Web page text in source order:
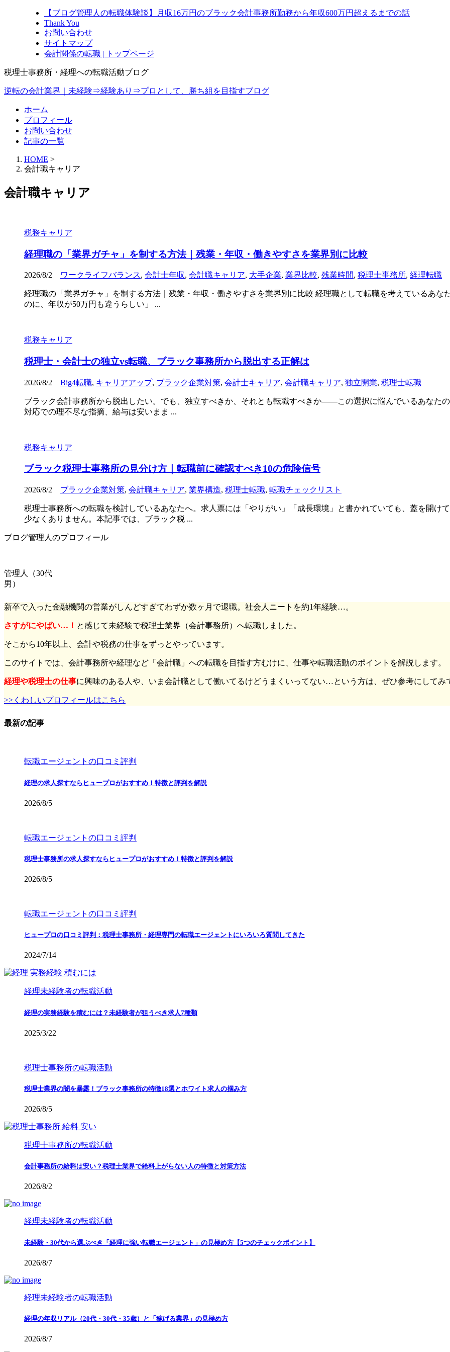
【ブログ管理人の転職体験談】月収16万円のブラック会計事務所勤務から年収600万円超えるまでの話
Thank You
お問い合わせ
サイトマップ
会計関係の転職 | トップページ
税理士事務所・経理への転職活動ブログ
逆転の会計業界｜未経験⇒経験あり⇒プロとして、勝ち組を目指すブログ
ホーム
プロフィール
お問い合わせ
記事の一覧
HOME >
会計職キャリア
会計職キャリア
税務キャリア
経理職の「業界ガチャ」を制する方法｜残業・年収・働きやすさを業界別に比較
2026/8/2 ワークライフバランス, 会計士年収, 会計職キャリア, 大手企業, 業界比較, 残業時間, 税理士事務所, 経理転職
経理職の「業界ガチャ」を制する方法｜残業・年収・働きやすさを業界別に比較 経理職として転職を考えているあ
のに、年収が50万円も違うらしい」 ...
税務キャリア
税理士・会計士の独立vs転職、ブラック事務所から脱出する正解は
2026/8/2 Big4転職, キャリアアップ, ブラック企業対策, 会計士キャリア, 会計職キャリア, 独立開業, 税理士転職
ブラック会計事務所から脱出したい。でも、独立すべきか、それとも転職すべきか——この選択に悩んでいるあなた
対応での理不尽な指摘、給与は安いまま ...
税務キャリア
ブラック税理士事務所の見分け方｜転職前に確認すべき10の危険信号
2026/8/2 ブラック企業対策, 会計職キャリア, 業界構造, 税理士転職, 転職チェックリスト
税理士事務所への転職を検討しているあなたへ。求人票には「やりがい」「成長環境」と書かれていても、蓋を開
少なくありません。本記事では、ブラック税 ...
ブログ管理人のプロフィール
管理人（30代
男）
新卒で入った金融機関の営業がしんどすぎてわずか数ヶ月で退職。社会人ニートを約1年経験…。
さすがにやばい…！ と感じて未経験で税理士業界（会計事務所）へ転職しました。
そこから10年以上、会計や税務の仕事をずっとやっています。
このサイトでは、会計事務所や経理など「会計職」への転職を目指す方むけに、仕事や転職活動のポイントを解説します。
経理や税理士の仕事に興味のある人や、いま会計職として働いてるけどうまくいってない…という方は、ぜひ参考にしてみ
>>くわしいプロフィールはこちら
最新の記事
転職エージェントの口コミ評判
経理の求人探すならヒュープロがおすすめ！特徴と評判を解説
2026/8/5
転職エージェントの口コミ評判
税理士事務所の求人探すならヒュープロがおすすめ！特徴と評判を解説
2026/8/5
転職エージェントの口コミ評判
ヒュープロの口コミ評判：税理士事務所・経理専門の転職エージェントにいろいろ質問してきた
2024/7/14
経理未経験者の転職活動
経理の実務経験を積むには？未経験者が狙うべき求人7種類
2025/3/22
税理士事務所の転職活動
税理士業界の闇を暴露！ブラック事務所の特徴18選とホワイト求人の掴み方
2026/8/5
税理士事務所の転職活動
会計事務所の給料は安い？税理士業界で給料上がらない人の特徴と対策方法
2026/8/2
経理未経験者の転職活動
未経験・30代から選ぶべき「経理に強い転職エージェント」の見極め方【5つのチェックポイント】
2026/8/7
経理未経験者の転職活動
経理の年収リアル（20代・30代・35歳）と「稼げる業界」の見極め方
2026/8/7